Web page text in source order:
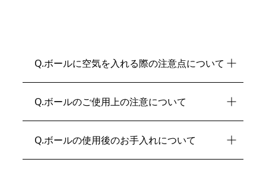
Q.ボールに空気を入れる際の注意点について
Q.ボールのご使用上の注意について
Q.ボールの使用後のお手入れについて